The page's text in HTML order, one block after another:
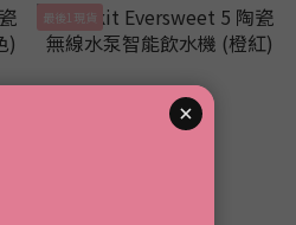
最後1現貨